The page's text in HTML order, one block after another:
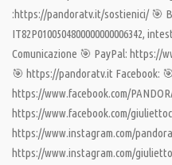
:https://pandoratv.it/sostienici/ 🎯
IT82P0100504800000000006342,
Comunicazione 🎯 PayPal: https://
🎯 https://pandoratv.it Facebook: 🎯
https://www.facebook.com/
https://www.facebook.com/
https://www.instagram.com/
https://www.instagram.com/